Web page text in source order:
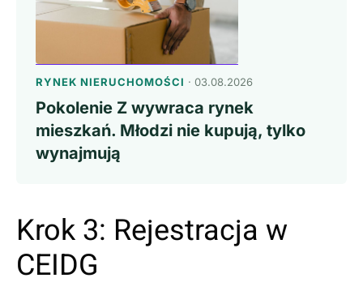
RYNEK NIERUCHOMOŚCI · 03.08.2026
Pokolenie Z wywraca rynek
mieszkań. Młodzi nie kupują, tylko
wynajmują
Krok 3: Rejestracja w
CEIDG